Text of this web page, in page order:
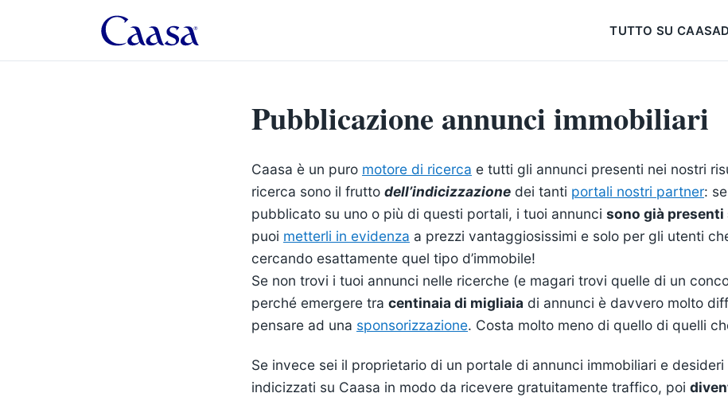
TUTTO SU CAASA
Pubblicazione annunci immobiliari
Caasa è un puro motore di ricerca e tutti gli annunci presenti nei nostri
ricerca sono il frutto dell’indicizzazione dei tanti portali nostri partner:
pubblicato su uno o più di questi portali, i tuoi annunci sono già presenti
puoi metterli in evidenza a prezzi vantaggiosissimi e solo per gli utenti
cercando esattamente quel tipo d’immobile!
Se non trovi i tuoi annunci nelle ricerche (e magari trovi quelle di un
perché emergere tra centinaia di migliaia di annunci è davvero molto
pensare ad una sponsorizzazione. Costa molto meno di quello di quelli
Se invece sei il proprietario di un portale di annunci immobiliari e
indicizzati su Caasa in modo da ricevere gratuitamente traffico, poi